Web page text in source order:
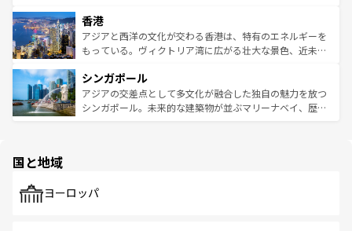
とつ。フォーやバインミー、ベトナムコーヒーなどは、ぜ
ひ現地で味わいたい。どの地域を訪れてもあたたかい人々
が旅行者を迎えてくれるので、きっと忘れられない旅にな
参照してほしい。
の活気が交差している。北部ではチェンマイなどの山岳地
帯で自然と触れ合い、南部ではプーケットやクラビの美し
いビーチでリゾート気分を楽しむことができる。タイ料理
激する。気候は一年中温暖で、どの季節にも異なる楽しみ
が待っている。親しみやすいタイの人々、仏教を中心とし
た文化、そして多様な観光資源が、訪れる旅人を魅了し続
香港
アジアと西洋の文化が交わる香港は、特有のエネルギーを
もっている。ヴィクトリア湾に広がる壮大な景色、近未来
み、どこを訪れても感動するはず。観光スポットが密集し
ており、効率よく見どころを回れるのも魅力。息をのむよ
うな絶景から文化的な体験まで、香港を存分に楽しみ尽く
シンガポール
アジアの交差点として多文化が融合した独自の魅力を放つ
シンガポール。未来的な建築物が並ぶマリーナベイ、歴史
で、ホーカーズは地元の風情を楽しめる外せないスポット
国と地域
ヨーロッパ